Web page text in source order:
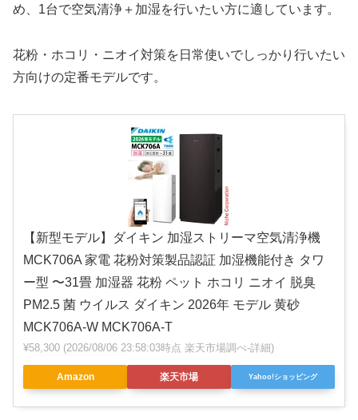
め、1台で空気清浄＋加湿を行いたい方に適しています。
花粉・ホコリ・ニオイ対策を日常使いでしっかり行いたい
方向けの定番モデルです。
【新型モデル】ダイキン 加湿ストリーマ空気清浄機
MCK706A 家電 花粉対策製品認証 加湿機能付き タワ
ー型 〜31畳 加湿器 花粉 ペット ホコリ ニオイ 脱臭
PM2.5 菌 ウイルス ダイキン 2026年 モデル 黄砂
MCK706A-W MCK706A-T
¥58,300 (2026/08/06 23:58:03時点 楽天市場調べ-詳細)
Amazon 楽天市場 Yahoo!ショッピング